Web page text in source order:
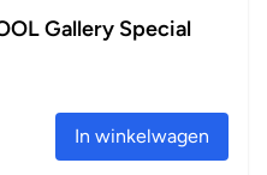
Gallery Special
In winkelwagen